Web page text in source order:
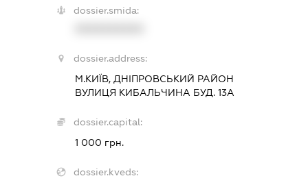
dossier.smida:
dossier.address:
М.КИЇВ, ДНІПРОВСЬКИЙ РАЙОН
ВУЛИЦЯ КИБАЛЬЧИНА БУД. 13А
dossier.capital:
1 000 грн.
dossier.kveds: